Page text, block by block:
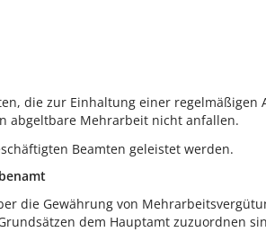
die zur Einhaltung einer
abgeltbare Mehrarbeit nicht anfallen.
Beamten geleistet werden.
die Gewährung von
dem Hauptamt zuzuordnen